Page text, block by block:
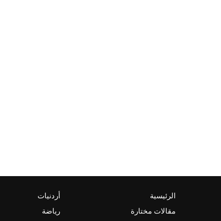
الرئيسية أردنيات
مقالات مختارة
رياضة